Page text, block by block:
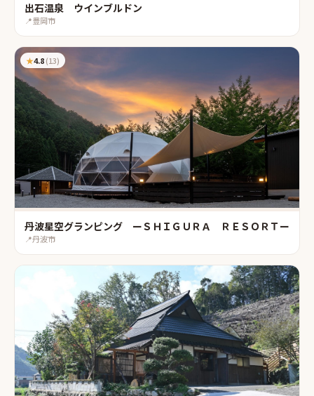
出石温泉 ウインブルドン
📍豊岡市
★4.8(13)
丹波星空グランピング ーＳＨＩＧＵＲＡ ＲＥＳＯＲＴー
📍丹波市